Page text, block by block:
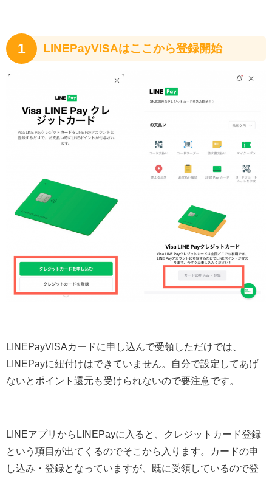
1 LINEPayVISAはここから登録開始
LINEPayVISAカードに申し込んで受領しただけでは、
LINEPayに紐付けはできていません。自分で設定してあげ
ないとポイント還元も受けられないので要注意です。
LINEアプリからLINEPayに入ると、クレジットカード登録
という項目が出てくるのでそこから入ります。カードの申
し込み・登録となっていますが、既に受領しているので登